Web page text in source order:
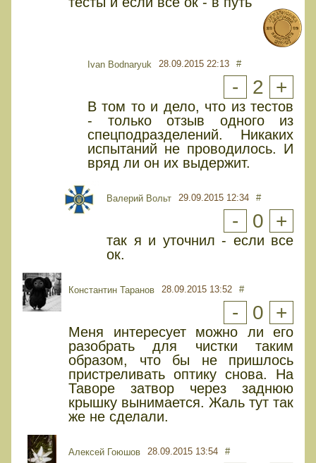
Ivan Bodnaryuk 28.09.2015 22:13 #
- 2 +
В том то и дело, что из тестов
- только отзыв одного из
спецподразделений. Никаких
испытаний не проводилось. И
вряд ли он их выдержит.
Валерий Вольт 29.09.2015 12:34 #
- 0 +
так я и уточнил - если все
ок.
Константин Таранов 28.09.2015 13:52 #
- 0 +
Меня интересует можно ли его
разобрать для чистки таким
образом, что бы не пришлось
пристреливать оптику снова. На
Таворе затвор через заднюю
крышку вынимается. Жаль тут так
же не сделали.
Алексей Гоюшов 28.09.2015 13:54 #